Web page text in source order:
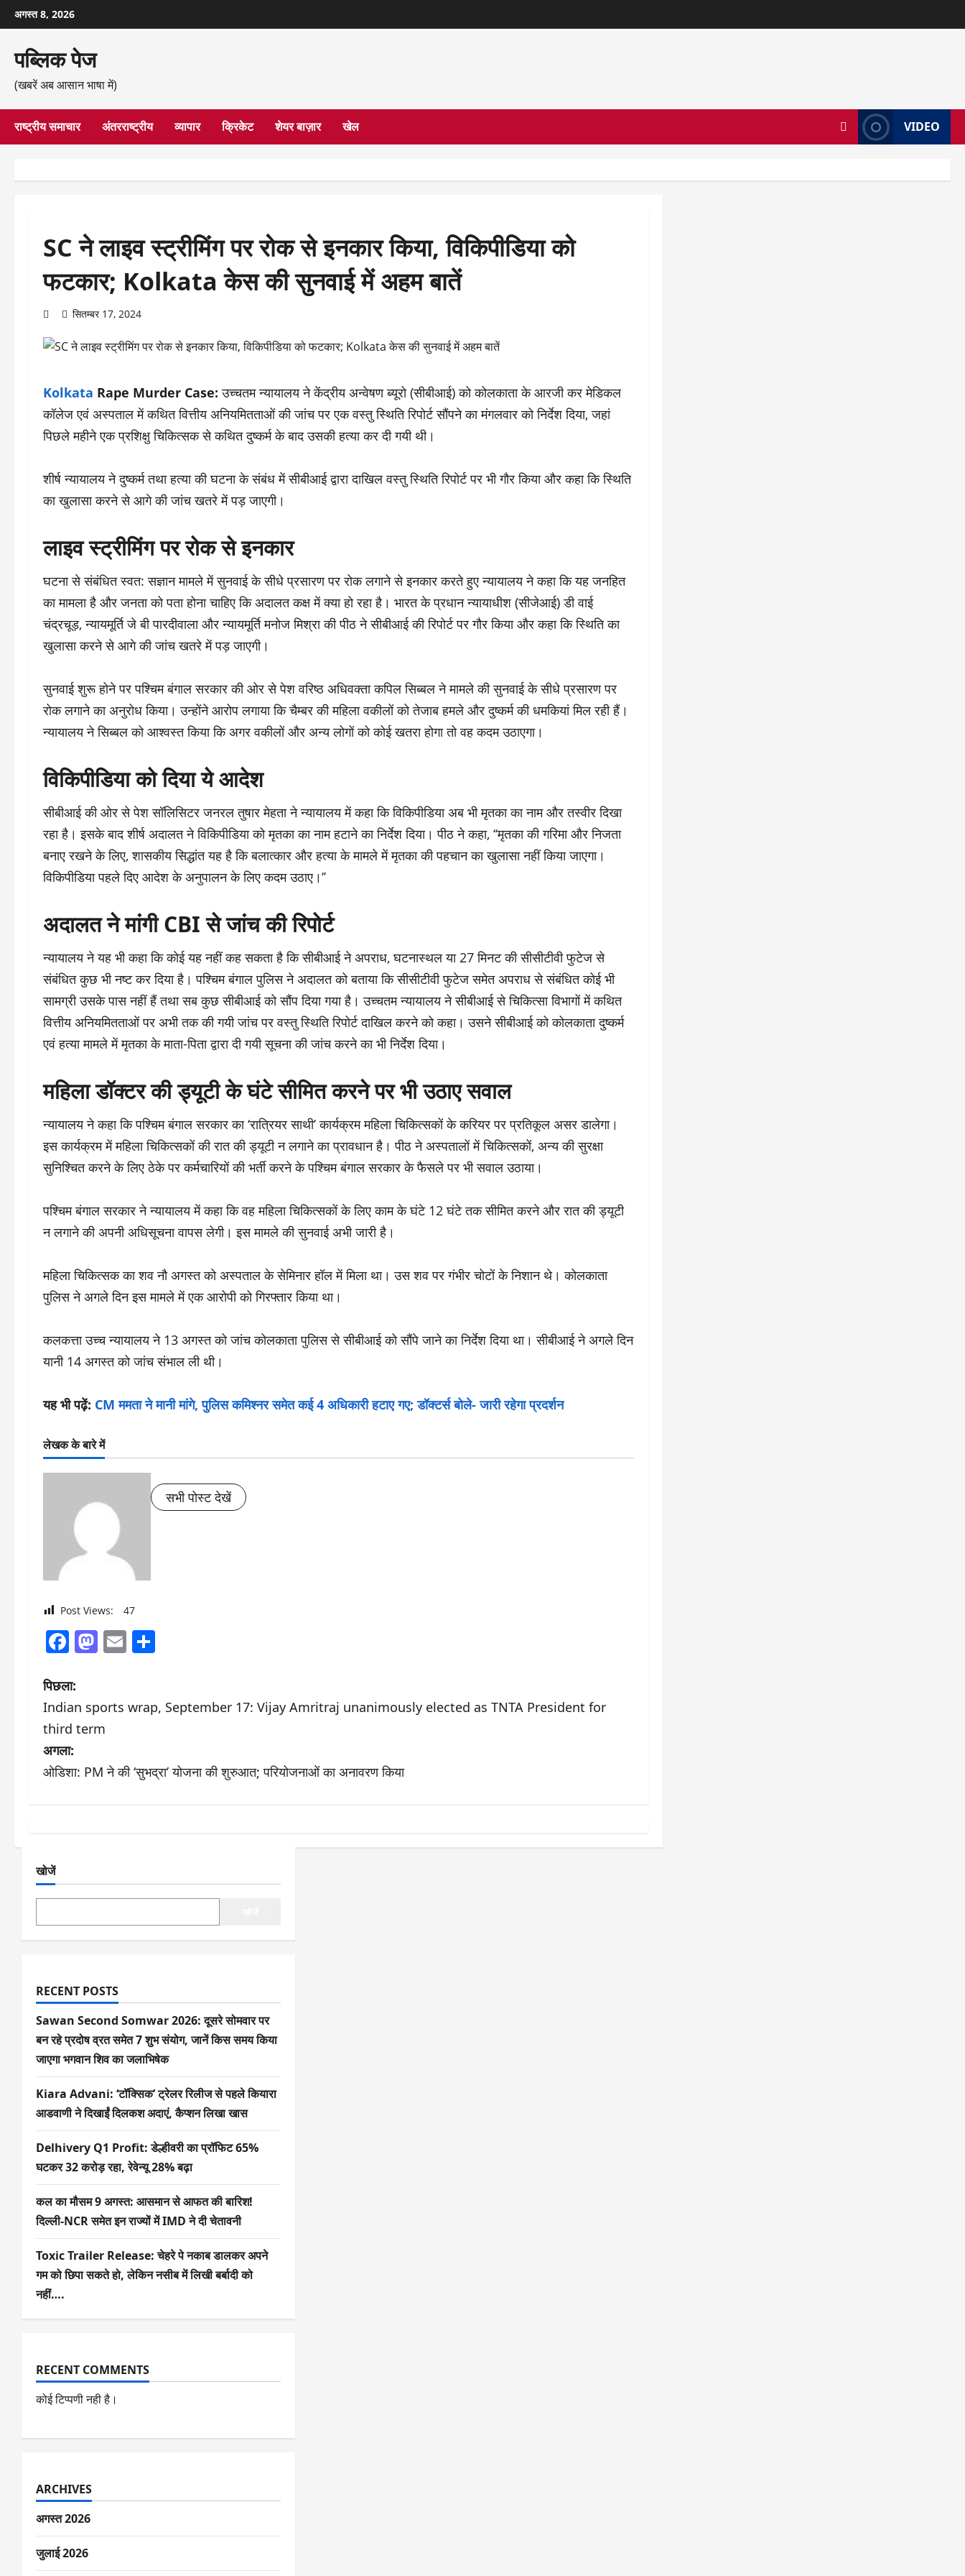
छोड़कर
सामग्री
अगस्त 8, 2026
पब्लिक पेज
(खबरें अब आसान भाषा में)
राष्ट्रीय समाचार अंतरराष्ट्रीय व्यापार क्रिकेट शेयर बाज़ार खेल VIDEO
SC ने लाइव स्ट्रीमिंग पर रोक से इनकार किया, विकिपीडिया को
फटकार; Kolkata केस की सुनवाई में अहम बातें
सितम्बर 17, 2024
Kolkata Rape Murder Case: उच्चतम न्यायालय ने केंद्रीय अन्वेषण ब्यूरो (सीबीआई) को कोलकाता के आरजी कर मेडिकल
कॉलेज एवं अस्पताल में कथित वित्तीय अनियमितताओं की जांच पर एक वस्तु स्थिति रिपोर्ट सौंपने का मंगलवार को निर्देश दिया, जहां
पिछले महीने एक प्रशिक्षु चिकित्सक से कथित दुष्कर्म के बाद उसकी हत्या कर दी गयी थी।
शीर्ष न्यायालय ने दुष्कर्म तथा हत्या की घटना के संबंध में सीबीआई द्वारा दाखिल वस्तु स्थिति रिपोर्ट पर भी गौर किया और कहा कि स्थिति
का खुलासा करने से आगे की जांच खतरे में पड़ जाएगी।
लाइव स्ट्रीमिंग पर रोक से इनकार
घटना से संबंधित स्वत: सज्ञान मामले में सुनवाई के सीधे प्रसारण पर रोक लगाने से इनकार करते हुए न्यायालय ने कहा कि यह जनहित
का मामला है और जनता को पता होना चाहिए कि अदालत कक्ष में क्या हो रहा है। भारत के प्रधान न्यायाधीश (सीजेआई) डी वाई
चंद्रचूड़, न्यायमूर्ति जे बी पारदीवाला और न्यायमूर्ति मनोज मिश्रा की पीठ ने सीबीआई की रिपोर्ट पर गौर किया और कहा कि स्थिति का
खुलासा करने से आगे की जांच खतरे में पड़ जाएगी।
सुनवाई शुरू होने पर पश्चिम बंगाल सरकार की ओर से पेश वरिष्ठ अधिवक्ता कपिल सिब्बल ने मामले की सुनवाई के सीधे प्रसारण पर
रोक लगाने का अनुरोध किया। उन्होंने आरोप लगाया कि चैम्बर की महिला वकीलों को तेजाब हमले और दुष्कर्म की धमकियां मिल रही हैं।
न्यायालय ने सिब्बल को आश्वस्त किया कि अगर वकीलों और अन्य लोगों को कोई खतरा होगा तो वह कदम उठाएगा।
विकिपीडिया को दिया ये आदेश
सीबीआई की ओर से पेश सॉलिसिटर जनरल तुषार मेहता ने न्यायालय में कहा कि विकिपीडिया अब भी मृतका का नाम और तस्वीर दिखा
रहा है। इसके बाद शीर्ष अदालत ने विकिपीडिया को मृतका का नाम हटाने का निर्देश दिया। पीठ ने कहा, ‘‘मृतका की गरिमा और निजता
बनाए रखने के लिए, शासकीय सिद्धांत यह है कि बलात्कार और हत्या के मामले में मृतका की पहचान का खुलासा नहीं किया जाएगा।
विकिपीडिया पहले दिए आदेश के अनुपालन के लिए कदम उठाए।’’
अदालत ने मांगी CBI से जांच की रिपोर्ट
न्यायालय ने यह भी कहा कि कोई यह नहीं कह सकता है कि सीबीआई ने अपराध, घटनास्थल या 27 मिनट की सीसीटीवी फुटेज से
संबंधित कुछ भी नष्ट कर दिया है। पश्चिम बंगाल पुलिस ने अदालत को बताया कि सीसीटीवी फुटेज समेत अपराध से संबंधित कोई भी
सामग्री उसके पास नहीं हैं तथा सब कुछ सीबीआई को सौंप दिया गया है। उच्चतम न्यायालय ने सीबीआई से चिकित्सा विभागों में कथित
वित्तीय अनियमितताओं पर अभी तक की गयी जांच पर वस्तु स्थिति रिपोर्ट दाखिल करने को कहा। उसने सीबीआई को कोलकाता दुष्कर्म
एवं हत्या मामले में मृतका के माता-पिता द्वारा दी गयी सूचना की जांच करने का भी निर्देश दिया।
महिला डॉक्टर की ड्यूटी के घंटे सीमित करने पर भी उठाए सवाल
न्यायालय ने कहा कि पश्चिम बंगाल सरकार का ‘रात्रियर साथी’ कार्यक्रम महिला चिकित्सकों के करियर पर प्रतिकूल असर डालेगा।
इस कार्यक्रम में महिला चिकित्सकों की रात की ड्यूटी न लगाने का प्रावधान है। पीठ ने अस्पतालों में चिकित्सकों, अन्य की सुरक्षा
सुनिश्चित करने के लिए ठेके पर कर्मचारियों की भर्ती करने के पश्चिम बंगाल सरकार के फैसले पर भी सवाल उठाया।
पश्चिम बंगाल सरकार ने न्यायालय में कहा कि वह महिला चिकित्सकों के लिए काम के घंटे 12 घंटे तक सीमित करने और रात की ड्यूटी
न लगाने की अपनी अधिसूचना वापस लेगी। इस मामले की सुनवाई अभी जारी है।
महिला चिकित्सक का शव नौ अगस्त को अस्पताल के सेमिनार हॉल में मिला था। उस शव पर गंभीर चोटों के निशान थे। कोलकाता
पुलिस ने अगले दिन इस मामले में एक आरोपी को गिरफ्तार किया था।
कलकत्ता उच्च न्यायालय ने 13 अगस्त को जांच कोलकाता पुलिस से सीबीआई को सौंपे जाने का निर्देश दिया था। सीबीआई ने अगले दिन
यानी 14 अगस्त को जांच संभाल ली थी।
यह भी पढ़ें: CM ममता ने मानी मांगे, पुलिस कमिश्नर समेत कई 4 अधिकारी हटाए गए; डॉक्टर्स बोले- जारी रहेगा प्रदर्शन
लेखक के बारे में
सभी पोस्ट देखें
Post Views: 47
Facebook
Mastodon
Email
पो
स्ट
ने
वि
न
पिछला:
Indian sports wrap, September 17: Vijay Amritraj unanimously elected as TNTA President for
third term
अगला:
ओडिशा: PM ने की ‘सुभद्रा’ योजना की शुरुआत; परियोजनाओं का अनावरण किया
खोजें
RECENT POSTS
Sawan Second Somwar 2026: दूसरे सोमवार पर
बन रहे प्रदोष व्रत समेत 7 शुभ संयोग, जानें किस समय किया
जाएगा भगवान शिव का जलाभिषेक
Kiara Advani: ‘टॉक्सिक’ ट्रेलर रिलीज से पहले कियारा
आडवाणी ने दिखाईं दिलकश अदाएं, कैप्शन लिखा खास
Delhivery Q1 Profit: डेल्हीवरी का प्रॉफिट 65%
घटकर 32 करोड़ रहा, रेवेन्यू 28% बढ़ा
कल का मौसम 9 अगस्त: आसमान से आफत की बारिश!
दिल्ली-NCR समेत इन राज्यों में IMD ने दी चेतावनी
Toxic Trailer Release: चेहरे पे नकाब डालकर अपने
गम को छिपा सकते हो, लेकिन नसीब में लिखी बर्बादी को
नहीं….
RECENT COMMENTS
कोई टिप्पणी नही है।
ARCHIVES
अगस्त 2026
जुलाई 2026